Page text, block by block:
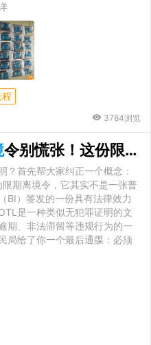
3784浏览
令别慌张！这份限期离境证明全解析请收好】
？首先帮大家纠正一个概念：
期离境令，它其实不是一张普
BI）签发的一份具有法律效力
是一种类似无犯罪证明的文
期、非法滞留等违规行为的一
局给了你一个最后通牒：必须